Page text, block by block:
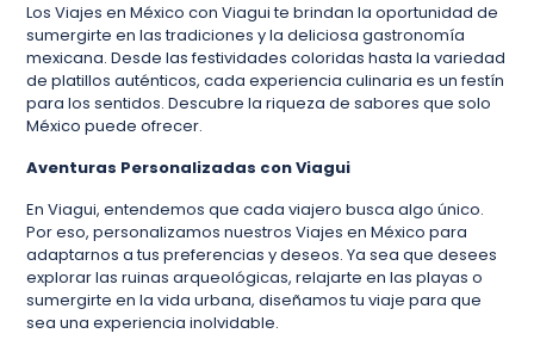
Los Viajes en México con Viagui te brindan la oportunidad de
sumergirte en las tradiciones y la deliciosa gastronomía
mexicana. Desde las festividades coloridas hasta la variedad
de platillos auténticos, cada experiencia culinaria es un festín
para los sentidos. Descubre la riqueza de sabores que solo
México puede ofrecer.
Aventuras Personalizadas con Viagui
En Viagui, entendemos que cada viajero busca algo único.
Por eso, personalizamos nuestros Viajes en México para
adaptarnos a tus preferencias y deseos. Ya sea que desees
explorar las ruinas arqueológicas, relajarte en las playas o
sumergirte en la vida urbana, diseñamos tu viaje para que
sea una experiencia inolvidable.